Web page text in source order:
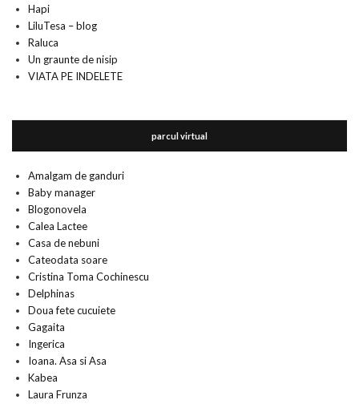
Hapi
LiluTesa – blog
Raluca
Un graunte de nisip
VIATA PE INDELETE
parcul virtual
Amalgam de ganduri
Baby manager
Blogonovela
Calea Lactee
Casa de nebuni
Cateodata soare
Cristina Toma Cochinescu
Delphinas
Doua fete cucuiete
Gagaita
Ingerica
Ioana. Asa si Asa
Kabea
Laura Frunza